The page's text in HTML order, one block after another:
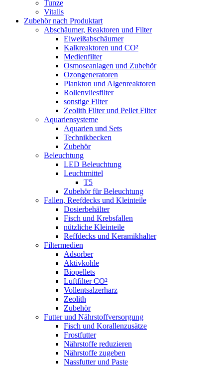
Tunze
Vitalis
Zubehör nach Produktart
Abschäumer, Reaktoren und Filter
Eiweißabschäumer
Kalkreaktoren und CO²
Medienfilter
Osmoseanlagen und Zubehör
Ozongeneratoren
Plankton und Algenreaktoren
Rollenvliesfilter
sonstige Filter
Zeolith Filter und Pellet Filter
Aquariensysteme
Aquarien und Sets
Technikbecken
Zubehör
Beleuchtung
LED Beleuchtung
Leuchtmittel
T5
Zubehör für Beleuchtung
Fallen, Reefdecks und Kleinteile
Dosierbehälter
Fisch und Krebsfallen
nützliche Kleinteile
Reffdecks und Keramikhalter
Filtermedien
Adsorber
Aktivkohle
Biopellets
Luftfilter CO²
Vollentsalzerharz
Zeolith
Zubehör
Futter und Nährstoffversorgung
Fisch und Korallenzusätze
Frostfutter
Nährstoffe reduzieren
Nährstoffe zugeben
Nassfutter und Paste